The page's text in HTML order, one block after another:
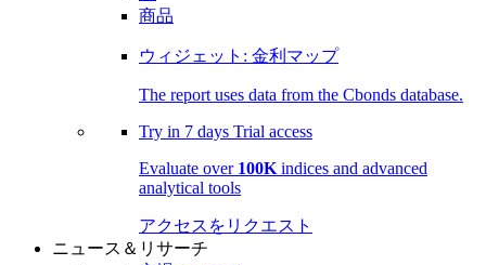
商品
ウィジェット: 金利マップ
The report uses data from the Cbonds database.
Try in 7 days Trial access
Evaluate over 100K indices and advanced
analytical tools
アクセスをリクエスト
ニュース＆リサーチ